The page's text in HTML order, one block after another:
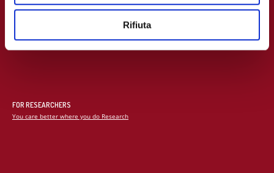
Rifiuta
Contact MECKI Score
FOR RESEARCHERS
You care better where you do Research